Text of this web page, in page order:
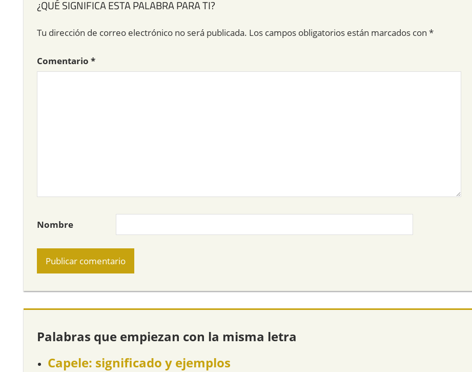
¿QUÉ SIGNIFICA ESTA PALABRA PARA TI?
Tu dirección de correo electrónico no será publicada. Los campos obligatorios están marcados con *
Comentario *
Nombre
Palabras que empiezan con la misma letra
Capele: significado y ejemplos